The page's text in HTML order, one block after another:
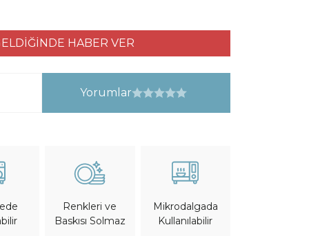
HABER VER
Yorumlar
Renkleri ve
Baskısı Solmaz
Mikrodalgada
Kullanılabilir